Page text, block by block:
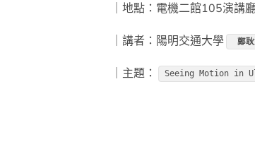
｜地點：電機二館105演講
｜講者：陽明交通大學 鄭
｜主題： Seeing Motion in